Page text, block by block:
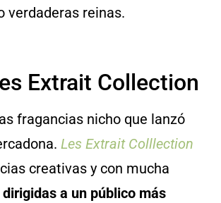
verdaderas reinas.
Extrait Collection
fragancias nicho que lanzó
Les Extrait Colllection
creativas y con mucha
dirigidas a un público más